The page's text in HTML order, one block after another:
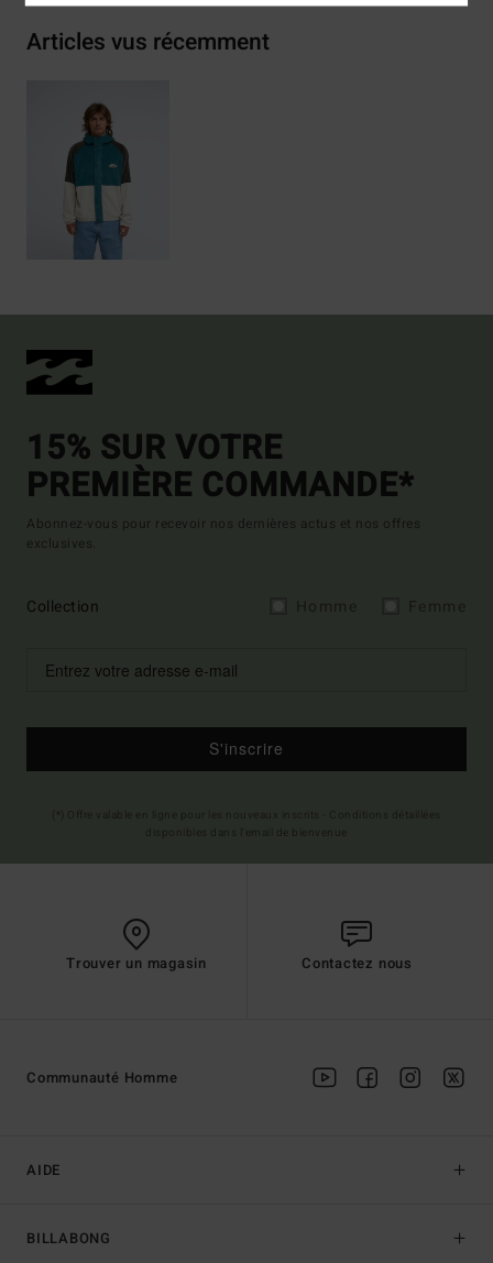
Articles vus récemment
15% SUR VOTRE
PREMIÈRE COMMANDE*
Abonnez-vous pour recevoir nos dernières actus et nos offres
exclusives.
Collection
S'inscrire
Trouver un magasin Contactez nous
AIDE
BILLABONG
Communauté Homme